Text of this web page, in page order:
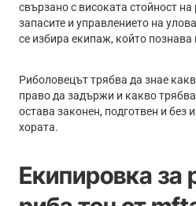
свързано с високата стойност
запасите и управлението на
се избира екипаж, който
Риболовецът трябва да знае
право да задържи и какво
остава законен, подготвен и без
хората.
Екипировка за